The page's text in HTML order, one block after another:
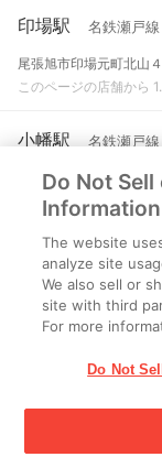
印場駅 名鉄瀬戸線
尾張旭市印場元町北山
このページの店舗から
小幡駅 名鉄瀬戸線
名古屋市守山区小幡南
このページの店舗から 2
小幡緑地駅 ゆと
名古屋市守山区大字吉
このページの店舗から
江崎グリコ株式会社
Do Not
Information
The website
analyze site
We also sell or
site with third
For more
Do Not